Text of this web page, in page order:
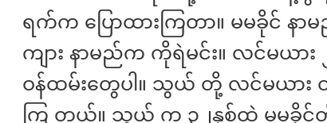
ရက်က ပြောထားကြတာ။ မမခိုင် နာ
ကျား နာမည်က ကိုရဲမင်း။ လင်မယာ
ဝန်ထမ်းတွေပါ။ သွယ် တို့ လင်မယား
ကြ တယ်။ သွယ် က ၃၂နှစ်ထဲ မမခိုင်